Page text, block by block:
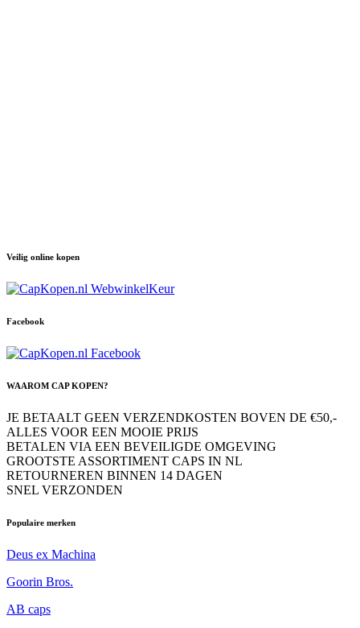
Veilig online kopen
Facebook
WAAROM CAP KOPEN?
JE BETAALT GEEN VERZENDKOSTEN BOVEN DE €50,-
ALLES VOOR EEN MOOIE PRIJS
BETALEN VIA EEN BEVEILIGDE OMGEVING
GROOTSTE ASSORTIMENT CAPS IN NL
RETOURNEREN BINNEN 14 DAGEN
SNEL VERZONDEN
Populaire merken
Deus ex Machina
Goorin Bros.
AB caps